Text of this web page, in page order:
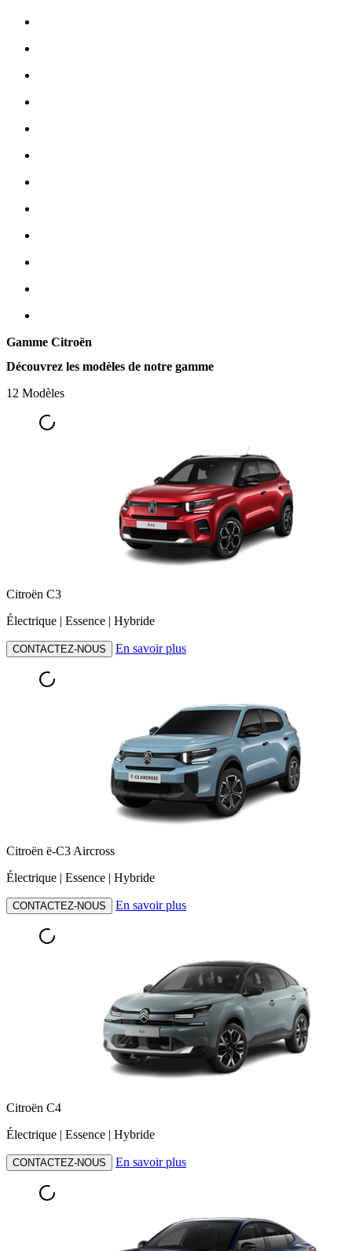
Gamme Citroën
Découvrez les modèles de notre gamme
12 Modèles
Citroën C3
Électrique | Essence | Hybride
CONTACTEZ-NOUS En savoir plus
Citroën ë-C3 Aircross
Électrique | Essence | Hybride
CONTACTEZ-NOUS En savoir plus
Citroën C4
Électrique | Essence | Hybride
CONTACTEZ-NOUS En savoir plus